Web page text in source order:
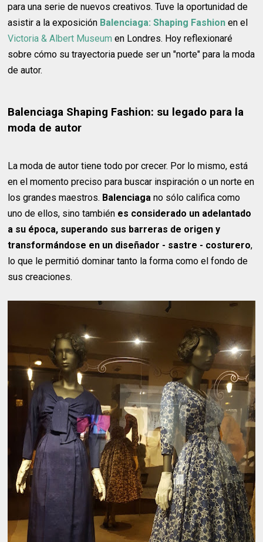
para una serie de nuevos creativos. Tuve la oportunidad de
asistir a la exposición Balenciaga: Shaping Fashion en el
Victoria & Albert Museum en Londres. Hoy reflexionaré
sobre cómo su trayectoria puede ser un "norte" para la moda
de autor.
Balenciaga Shaping Fashion: su legado para la
moda de autor
La moda de autor tiene todo por crecer. Por lo mismo, está
en el momento preciso para buscar inspiración o un norte en
los grandes maestros. Balenciaga no sólo califica como
uno de ellos, sino también es considerado un adelantado
a su época, superando sus barreras de origen y
transformándose en un diseñador - sastre - costurero,
lo que le permitió dominar tanto la forma como el fondo de
sus creaciones.